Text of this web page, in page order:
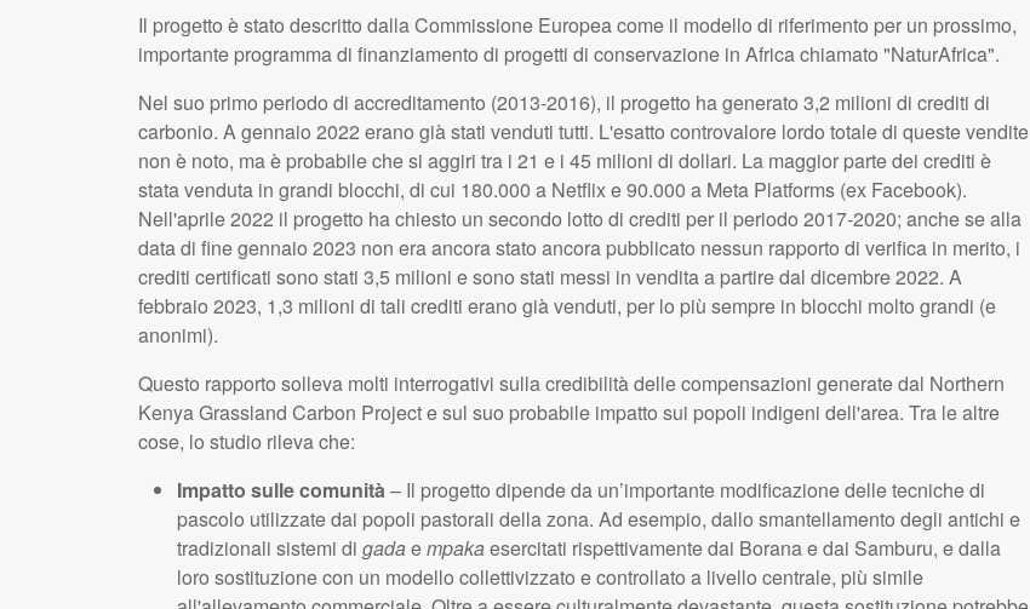
Il progetto è stato descritto dalla Commissione Europea come il modello di riferimento per un prossimo,
importante programma di finanziamento di progetti di conservazione in Africa chiamato "NaturAfrica".
Nel suo primo periodo di accreditamento (2013-2016), il progetto ha generato 3,2 milioni di crediti di
carbonio. A gennaio 2022 erano già stati venduti tutti. L'esatto controvalore lordo totale di queste vendite
non è noto, ma è probabile che si aggiri tra i 21 e i 45 milioni di dollari. La maggior parte dei crediti è
stata venduta in grandi blocchi, di cui 180.000 a Netflix e 90.000 a Meta Platforms (ex Facebook).
Nell'aprile 2022 il progetto ha chiesto un secondo lotto di crediti per il periodo 2017-2020; anche se alla
data di fine gennaio 2023 non era ancora stato ancora pubblicato nessun rapporto di verifica in merito, i
crediti certificati sono stati 3,5 milioni e sono stati messi in vendita a partire dal dicembre 2022. A
febbraio 2023, 1,3 milioni di tali crediti erano già venduti, per lo più sempre in blocchi molto grandi (e
anonimi).
Questo rapporto solleva molti interrogativi sulla credibilità delle compensazioni generate dal Northern
Kenya Grassland Carbon Project e sul suo probabile impatto sui popoli indigeni dell'area. Tra le altre
cose, lo studio rileva che:
Impatto sulle comunità– Il progetto dipende da un’importante modificazione delle tecniche di
pascolo utilizzate dai popoli pastorali della zona. Ad esempio, dallo smantellamento degli antichi e
tradizionali sistemi di gadaempakaesercitati rispettivamente dai Borana e dai Samburu, e dalla
loro sostituzione con un modello collettivizzato e controllato a livello centrale, più simile